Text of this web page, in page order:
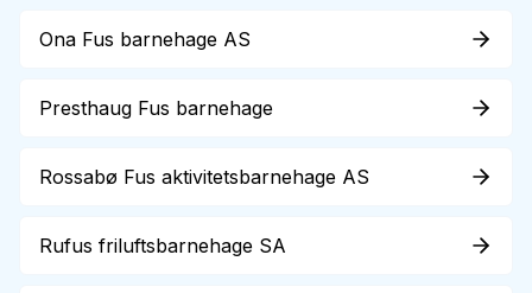
Ona Fus barnehage AS
Presthaug Fus barnehage
Rossabø Fus aktivitetsbarnehage AS
Rufus friluftsbarnehage SA